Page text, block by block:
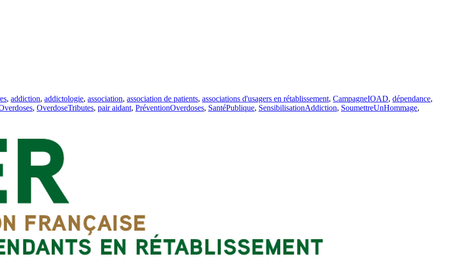
, addiction, addictologie, association, association de patients, associations d'usagers en rétablissement, CampagneIOAD, dépendance,
, OverdoseTributes, pair aidant, PréventionOverdoses, SantéPublique, SensibilisationAddiction, SoumettreUnHommage,